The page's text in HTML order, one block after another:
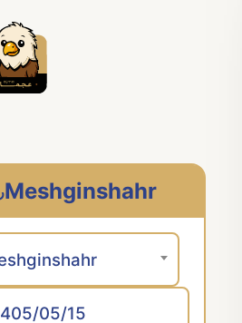
Meshginshahr